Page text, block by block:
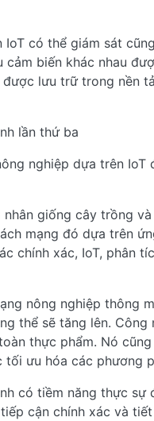
có thể giám sát
cảm biến khác nhau
lưu trữ trong nền
lần thứ ba
nghiệp dựa trên
giống cây trồng
mạng đó dựa trên
chính xác, IoT, phân
nông nghiệp thông
thể sẽ tăng lên.
thực phẩm. Nó
tối ưu hóa các phương
có tiềm năng thực
cận chính xác và